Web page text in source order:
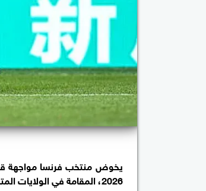
2026، المقامة في الولايات المتحدة الأمريكية وكندا والمكسيك، والتي تستمر حتى 19 يوليو المقبل.